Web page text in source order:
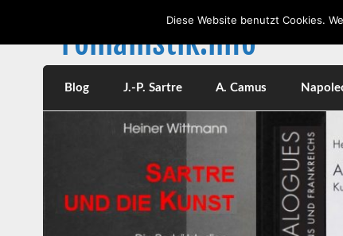
romanistik.info
Blog J.-P. Sartre A. Camus
Diese Website benutzt Cookies.